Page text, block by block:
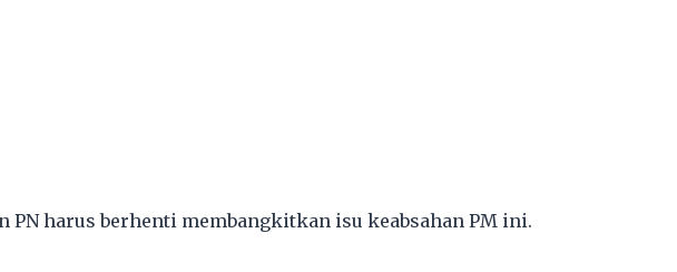
PN harus berhenti membangkitkan isu keabsahan PM ini.